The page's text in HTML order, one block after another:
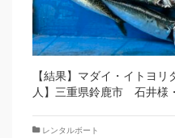
【結果】マダイ・イトヨ
人】三重県鈴鹿市 石井様
レンタルボート